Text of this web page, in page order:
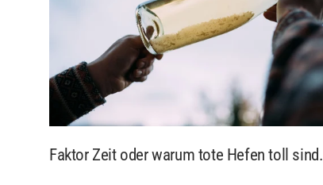
Faktor Zeit oder warum tote Hefen toll sind.